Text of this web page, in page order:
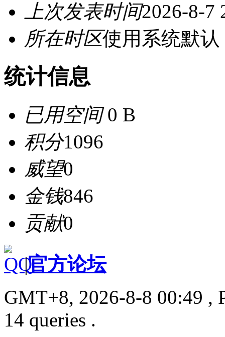
上次发表时间2026-8-7
所在时区使用系统默认
统计信息
已用空间0 B
积分1096
威望0
金钱846
贡献0
|官方论坛
GMT+8, 2026-8-8 00:49 ,
14 queries .